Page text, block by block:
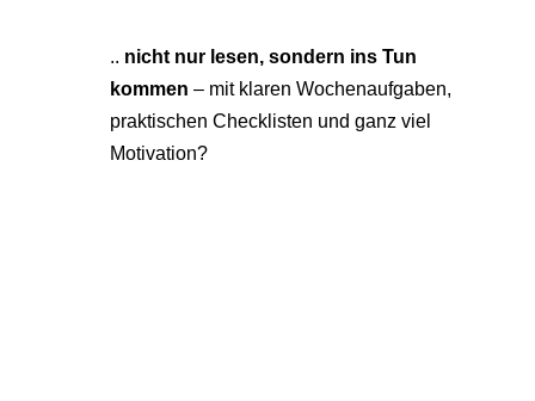
.. nicht nur lesen, sondern ins Tun
kommen – mit klaren Wochenaufgaben,
praktischen Checklisten und ganz viel
Motivation?